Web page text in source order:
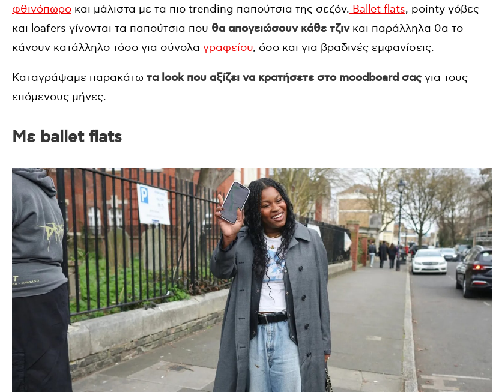
φθινόπωρο και μάλιστα με τα πιο trending παπούτσια της σεζόν. Ballet flats, pointy γόβες
και loafers γίνονται τα παπούτσια που θα απογειώσουν κάθε τζινκαι παράλληλα θα το
κάνουν κατάλληλο τόσο για σύνολα γραφείου, όσο και για βραδινές εμφανίσεις.
Καταγράψαμε παρακάτω τα look που αξίζει να κρατήσετε στο moodboard σας για τους
επόμενους μήνες.
Με ballet flats